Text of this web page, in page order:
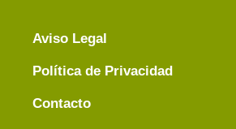
Aviso Legal
Política de Privacidad
Contacto